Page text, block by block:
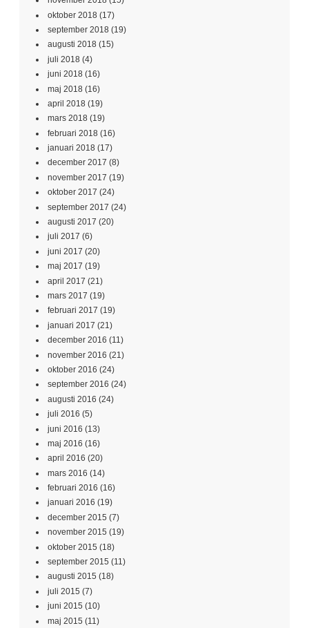
oktober 2018 (17)
september 2018 (19)
augusti 2018 (15)
juli 2018 (4)
juni 2018 (16)
maj 2018 (16)
april 2018 (19)
mars 2018 (19)
februari 2018 (16)
januari 2018 (17)
december 2017 (8)
november 2017 (19)
oktober 2017 (24)
september 2017 (24)
augusti 2017 (20)
juli 2017 (6)
juni 2017 (20)
maj 2017 (19)
april 2017 (21)
mars 2017 (19)
februari 2017 (19)
januari 2017 (21)
december 2016 (11)
november 2016 (21)
oktober 2016 (24)
september 2016 (24)
augusti 2016 (24)
juli 2016 (5)
juni 2016 (13)
maj 2016 (16)
april 2016 (20)
mars 2016 (14)
februari 2016 (16)
januari 2016 (19)
december 2015 (7)
november 2015 (19)
oktober 2015 (18)
september 2015 (11)
augusti 2015 (18)
juli 2015 (7)
juni 2015 (10)
maj 2015 (11)